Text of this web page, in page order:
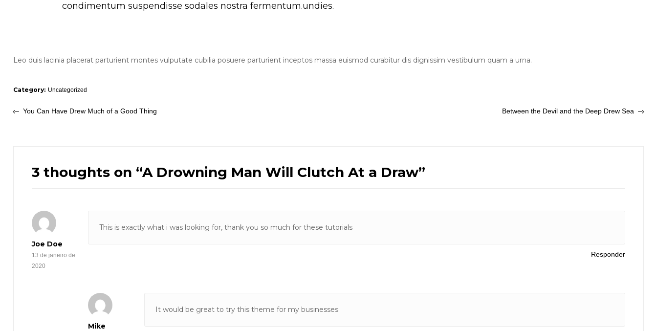
condimentum suspendisse sodales nostra fermentum.undies.
Leo duis lacinia placerat parturient montes vulputate cubilia posuere parturient inceptos massa euismod curabitur dis dignissim vestibulum quam a urna.
Category: Uncategorized
You Can Have Drew Much of a Good Thing Between the Devil and the Deep Drew Sea
3 thoughts on “A Drowning Man Will Clutch At a Draw”
Joe Doe
13 de janeiro de
2020
This is exactly what i was looking for, thank you so much for these tutorials
Responder
Mike
It would be great to try this theme for my businesses